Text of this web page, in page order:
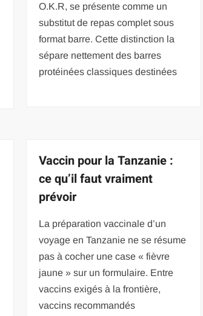
O.K.R, se présente comme un
substitut de repas complet sous
format barre. Cette distinction la
sépare nettement des barres
protéinées classiques destinées
Vaccin pour la Tanzanie :
ce qu’il faut vraiment
prévoir
La préparation vaccinale d’un
voyage en Tanzanie ne se résume
pas à cocher une case « fièvre
jaune » sur un formulaire. Entre
vaccins exigés à la frontière,
vaccins recommandés